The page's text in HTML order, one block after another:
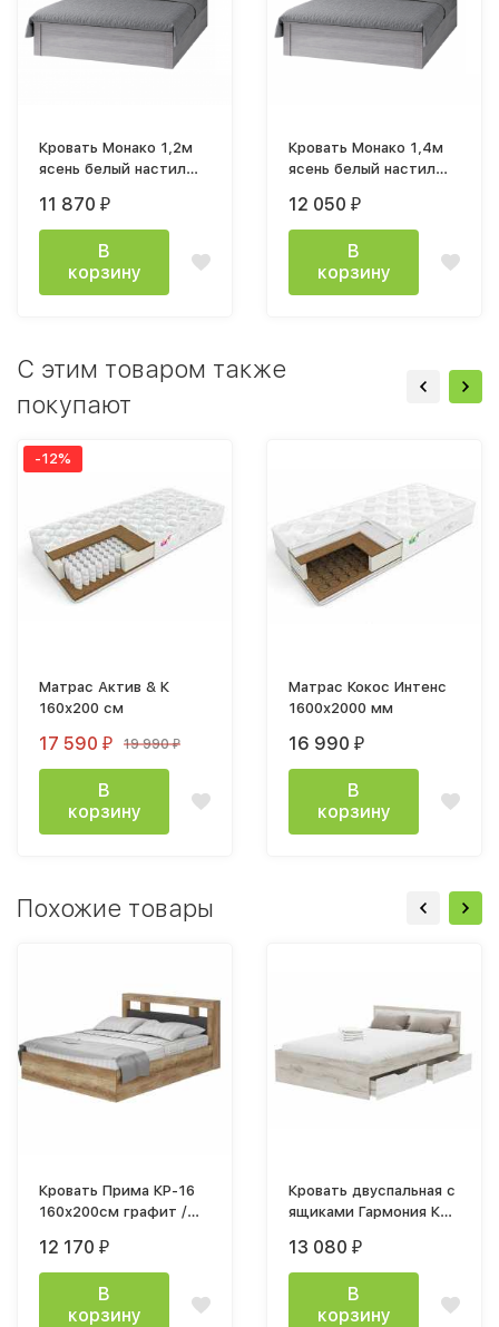
Кровать Монако 1,2м
ясень белый настил
11 870 ₽
В
корзину
Кровать Монако 1,4м
ясень белый настил
12 050 ₽
В
корзину
C этим товаром также
покупают
-12%
Матрас Актив & К
160х200 см
17 590 ₽ 19 990₽
В
корзину
Матрас Кокос Интенс
1600х2000 мм
16 990 ₽
В
корзину
Похожие товары
Кровать Прима КР-16
160х200см графит /
12 170 ₽
В
корзину
Кровать двуспальная с
ящиками Гармония КР
крафт белый / дуб
крафт серый
13 080 ₽
В
корзину